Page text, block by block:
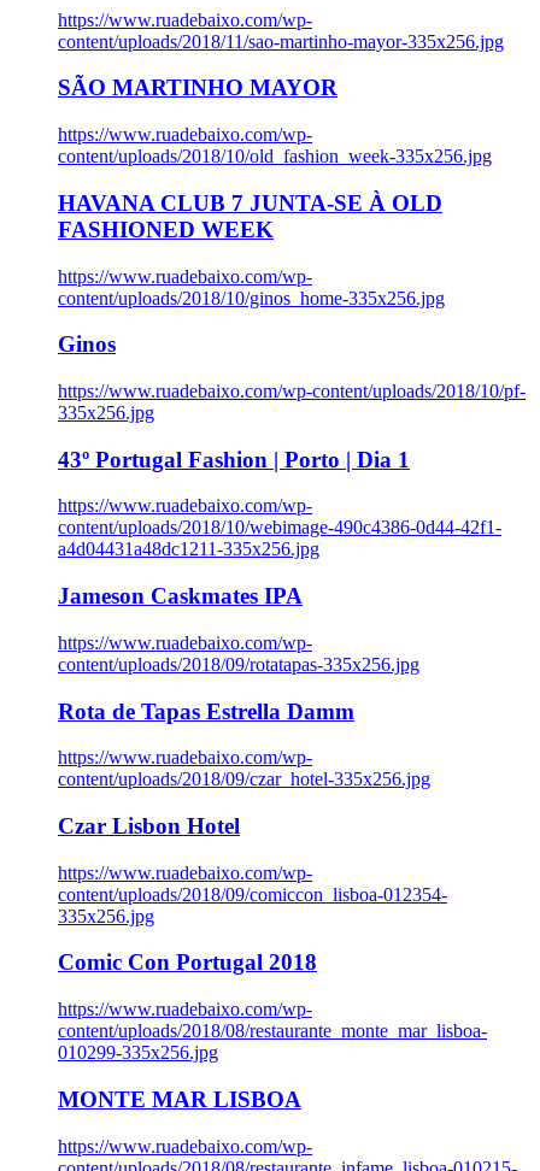
https://www.ruadebaixo.com/wp-
content/uploads/2018/11/sao-martinho-mayor-335x256.jpg
SÃO MARTINHO MAYOR
https://www.ruadebaixo.com/wp-
content/uploads/2018/10/old_fashion_week-335x256.jpg
HAVANA CLUB 7 JUNTA-SE À OLD
FASHIONED WEEK
https://www.ruadebaixo.com/wp-
content/uploads/2018/10/ginos_home-335x256.jpg
Ginos
https://www.ruadebaixo.com/wp-content/uploads/2018/10/pf-
335x256.jpg
43º Portugal Fashion | Porto | Dia 1
https://www.ruadebaixo.com/wp-
content/uploads/2018/10/webimage-490c4386-0d44-42f1-
a4d04431a48dc1211-335x256.jpg
Jameson Caskmates IPA
https://www.ruadebaixo.com/wp-
content/uploads/2018/09/rotatapas-335x256.jpg
Rota de Tapas Estrella Damm
https://www.ruadebaixo.com/wp-
content/uploads/2018/09/czar_hotel-335x256.jpg
Czar Lisbon Hotel
https://www.ruadebaixo.com/wp-
content/uploads/2018/09/comiccon_lisboa-012354-
335x256.jpg
Comic Con Portugal 2018
https://www.ruadebaixo.com/wp-
content/uploads/2018/08/restaurante_monte_mar_lisboa-
010299-335x256.jpg
MONTE MAR LISBOA
https://www.ruadebaixo.com/wp-